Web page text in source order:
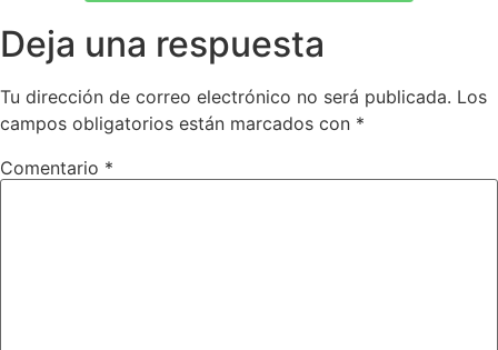
Deja una respuesta
Tu dirección de correo electrónico no será publicada. Los
campos obligatorios están marcados con *
Comentario *